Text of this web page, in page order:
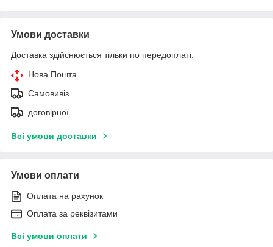
Умови доставки
Доставка здійснюється тільки по передоплаті.
Нова Пошта
Самовивіз
договірної
Всі умови доставки
Умови оплати
Оплата на рахунок
Оплата за реквізитами
Всі умови оплати